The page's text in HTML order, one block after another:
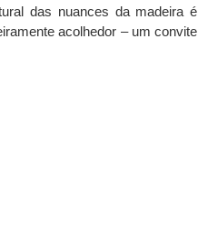
das nuances da madeira é
acolhedor – um convite